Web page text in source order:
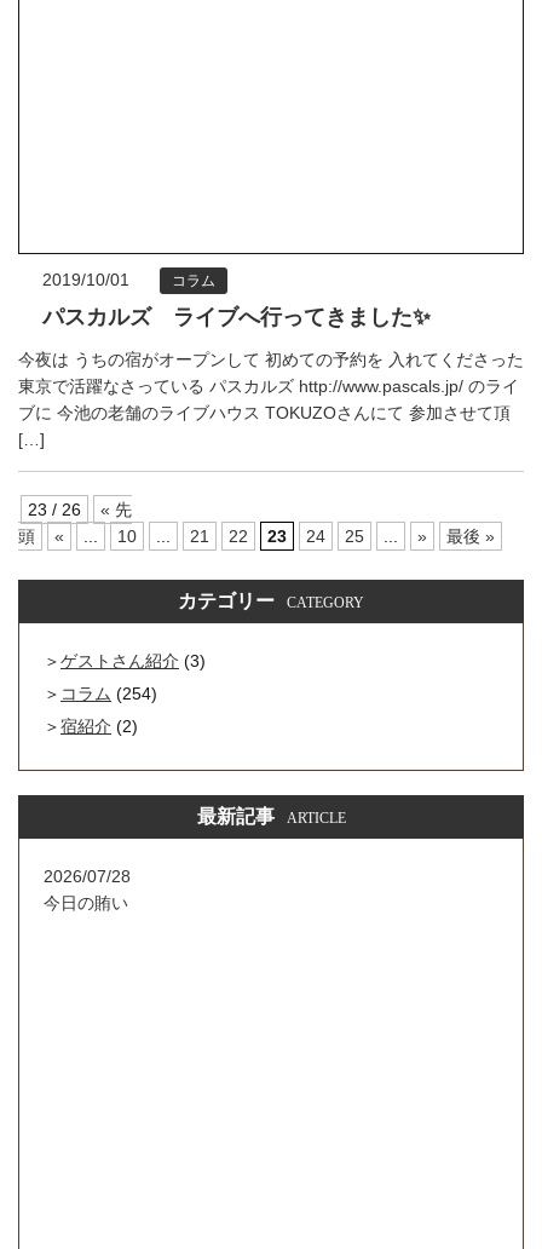
2019/10/01 コラム
パスカルズ ライブへ行ってきました✨
今夜は うちの宿がオープンして 初めての予約を 入れてくださった
東京で活躍なさっている パスカルズ http://www.pascals.jp/ のライ
ブに 今池の老舗のライブハウス TOKUZOさんにて 参加させて頂
[…]
23 / 26
« 先
頭
« ... 10 ... 21 22 23 24 25 ... » 最後 »
カテゴリー CATEGORY
ゲストさん紹介 (3)
コラム (254)
宿紹介 (2)
最新記事 ARTICLE
2026/07/28
今日の賄い